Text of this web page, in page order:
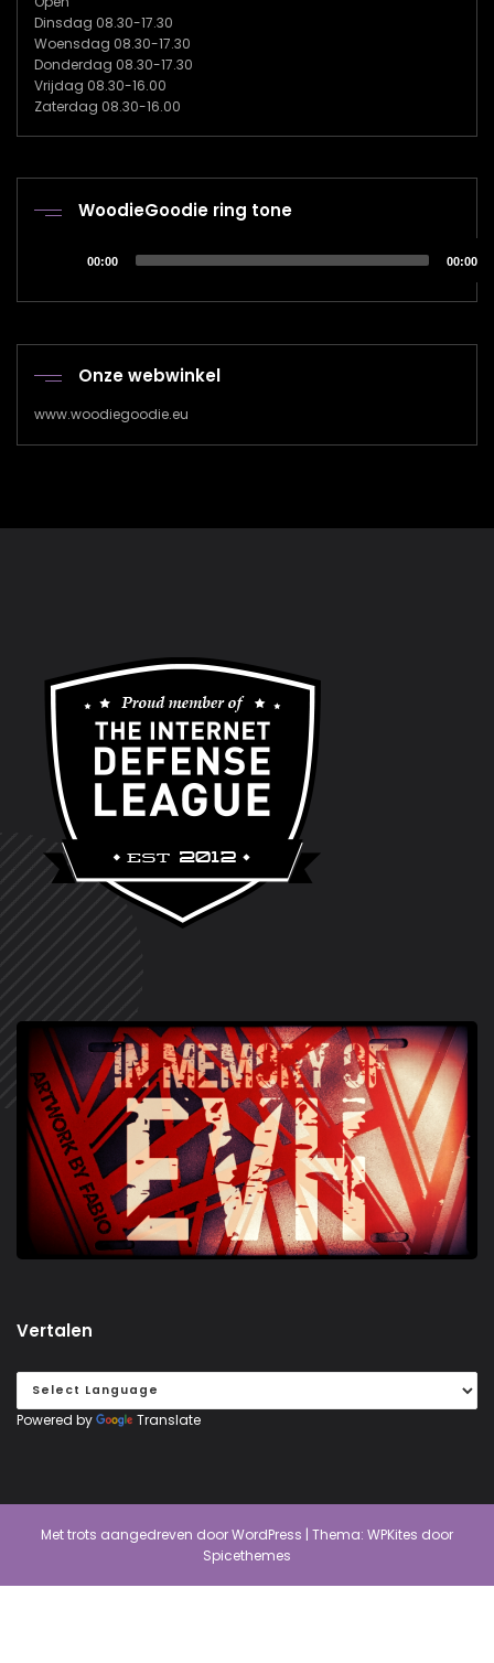
Dinsdag 08.30-17.30
Woensdag 08.30-17.30
Donderdag 08.30-17.30
Vrijdag 08.30-16.00
Zaterdag 08.30-16.00
WoodieGoodie ring tone
00:00 00:00
Onze webwinkel
www.woodiegoodie.eu
Vertalen
Powered by Translate
Met trots aangedreven doorWordPress | Thema: WPKites door
Spicethemes